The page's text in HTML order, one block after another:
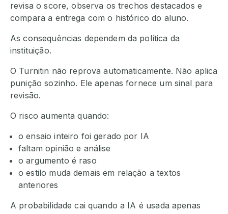
revisa o score, observa os trechos destacados e
compara a entrega com o histórico do aluno.
As consequências dependem da política da
instituição.
O Turnitin não reprova automaticamente. Não aplica
punição sozinho. Ele apenas fornece um sinal para
revisão.
O risco aumenta quando:
o ensaio inteiro foi gerado por IA
faltam opinião e análise
o argumento é raso
o estilo muda demais em relação a textos
anteriores
A probabilidade cai quando a IA é usada apenas